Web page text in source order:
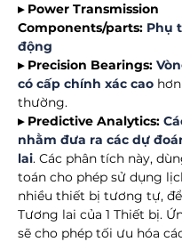
▸ Power Transmission
Components/parts: Phụ
động
▸ Precision Bearings:
có cấp chính xác cao
thường.
▸ Predictive Analytics:
nhằm đưa ra các dự
lai. Các phân tích này,
toán cho phép sử dụng
nhiều thiết bị tương tự,
Tương lai của 1 Thiết bị.
sẽ cho phép tối ưu hóa